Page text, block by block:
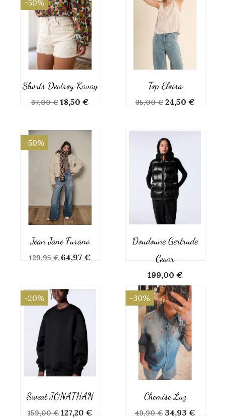
Shorts Destroy Kavay
Prix
37,00 € Prix
18,50 €
-50%
Top Eloisa
Prix
35,00 € Prix
24,50 €
Jean Jane Furano
Prix
129,95 € Prix
64,97 €
-50%
Doudoune Gertrude
Cesar
Prix
199,00 €
Sweat JONATHAN
Prix
159,00 € Prix
127,20 €
-20%
Chemise Luz
Prix
49,90 € Prix
34,93 €
-30%